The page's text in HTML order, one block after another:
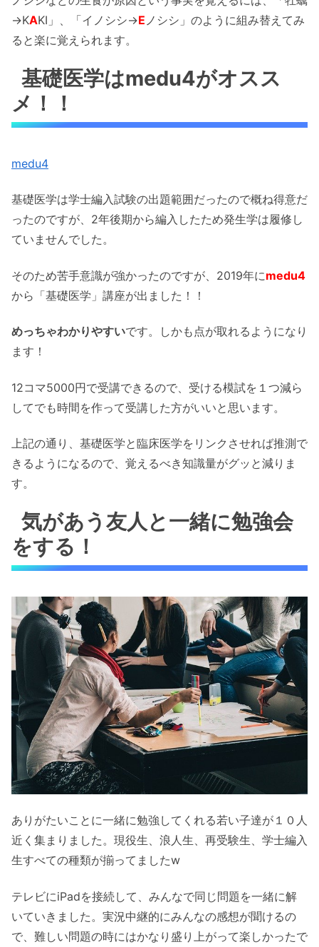
→KAKI」、「イノシシ→E ノシシ」のように組み替えてみ
ると楽に覚えられます。
基礎医学はmedu4がオスス
メ！！
medu4
基礎医学は学士編入試験の出題範囲だったので概ね得意だ
ったのですが、2年後期から編入したため発生学は履修し
ていませんでした。
そのため苦手意識が強かったのですが、2019年にmedu4
から「基礎医学」講座が出ました！！
めっちゃわかりやすいです。しかも点が取れるようになり
ます！
12コマ5000円で受講できるので、受ける模試を１つ減ら
してでも時間を作って受講した方がいいと思います。
上記の通り、基礎医学と臨床医学をリンクさせれば推測で
きるようになるので、覚えるべき知識量がグッと減りま
す。
気があう友人と一緒に勉強会
をする！
ありがたいことに一緒に勉強してくれる若い子達が１０人
近く集まりました。現役生、浪人生、再受験生、学士編入
生すべての種類が揃ってましたw
テレビにiPadを接続して、みんなで同じ問題を一緒に解
いていきました。実況中継的にみんなの感想が聞けるの
で、難しい問題の時にはかなり盛り上がって楽しかったで